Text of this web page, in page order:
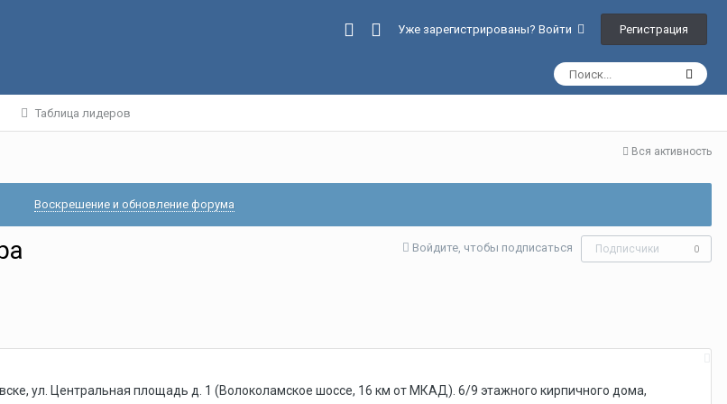
Уже зарегистрированы? Войти Регистрация
Таблица лидеров
Вся активность
Воскрешение и обновление форума
Войдите, чтобы подписаться Подписчики 0
ул. Центральная площадь д. 1 (Волоколамское шоссе, 16 км от МКАД). 6/9 этажного кирпичного дома,